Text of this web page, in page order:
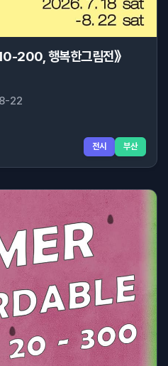
200, 행복한그림전》
22
전시 부산